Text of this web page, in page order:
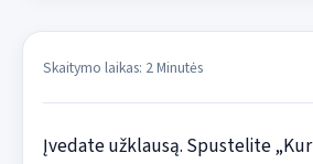
Skaitymo laikas: 2 Minutės
Įvedate užklausą. Spustelite